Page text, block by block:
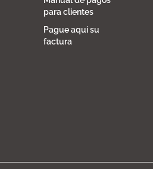
para clientes
Pague aqui su
factura